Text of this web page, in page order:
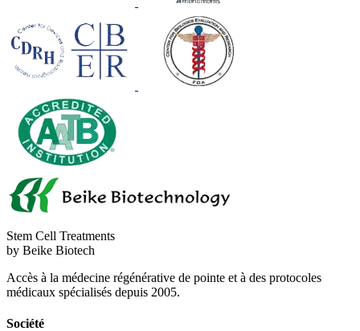
Stem Cell Treatments
by Beike Biotech
Accès à la médecine régénérative de pointe et à des protocoles
médicaux spécialisés depuis 2005.
Société